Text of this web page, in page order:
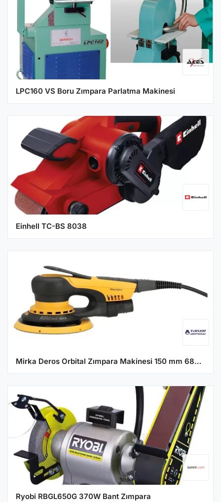
LPC160 VS Boru Zımpara Parlatma Makinesi
Einhell TC-BS 8038
Mirka Deros Orbital Zımpara Makinesi 150 mm 680CVEU
Ryobi RBGL650G 370W Bant Zımpara